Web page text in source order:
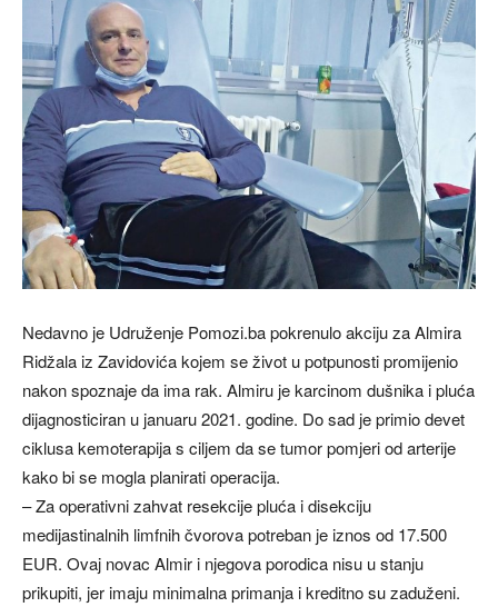
Nedavno je Udruženje Pomozi.ba pokrenulo akciju za Almira
Ridžala iz Zavidovića kojem se život u potpunosti promijenio
nakon spoznaje da ima rak. Almiru je karcinom dušnika i pluća
dijagnosticiran u januaru 2021. godine. Do sad je primio devet
ciklusa kemoterapija s ciljem da se tumor pomjeri od arterije
kako bi se mogla planirati operacija.
– Za operativni zahvat resekcije pluća i disekciju
medijastinalnih limfnih čvorova potreban je iznos od 17.500
EUR. Ovaj novac Almir i njegova porodica nisu u stanju
prikupiti, jer imaju minimalna primanja i kreditno su zaduženi.